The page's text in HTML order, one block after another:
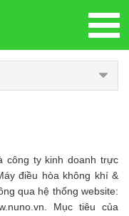
công ty kinh doanh trực
điều hòa không khí &
qua hệ thống website:
Mục tiêu của